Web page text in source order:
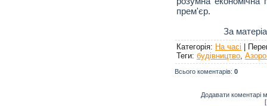
прем'єр.
За
Категорія: На часі |
Теги: будівництво
Всього коментарів: 0
Додавати коментарі